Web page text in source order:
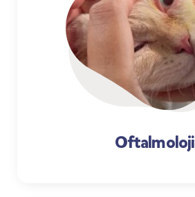
Oftalmoloji